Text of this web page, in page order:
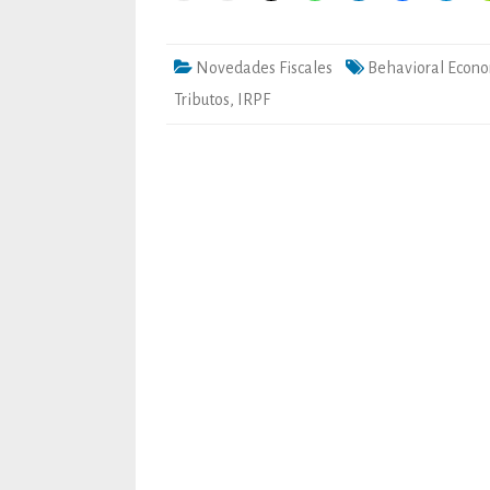
Novedades Fiscales
Behavioral
Tributos, IRPF